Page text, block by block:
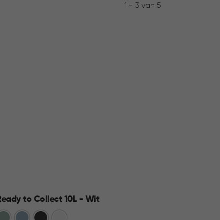
1 - 3 van 5
to Collect 10L - Wit
BlauwDonkergrijs